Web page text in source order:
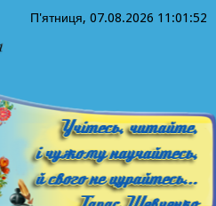
П'ятниця, 07.08.2026 11:01:53